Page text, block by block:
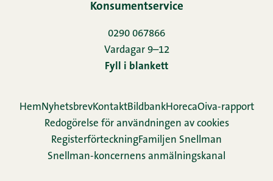
Konsumentservice
0290 067866
Vardagar 9–12
Fyll i blankett
HemNyhetsbrevKontaktBildbankHorecaOiva-rapport
Redogörelse för användningen av cookies
Re­gis­ter­för­teck­ningFamiljen Snellman
Snellman-koncernens anmälningskanal